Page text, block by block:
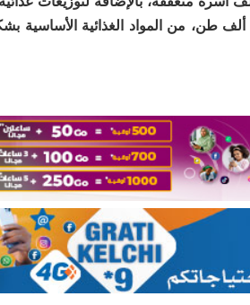
من خلال توزيع ما يناهز 20 ألف طن، من المواد